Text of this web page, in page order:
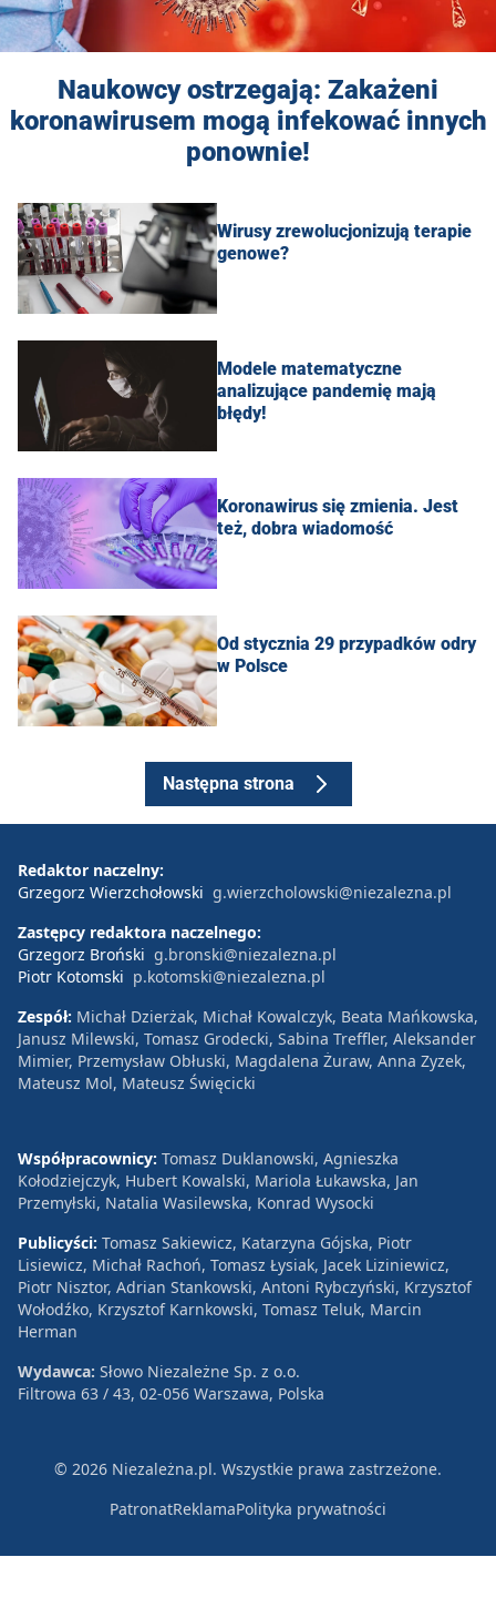
Naukowcy ostrzegają: Zakażeni
koronawirusem mogą infekować innych
ponownie!
Wirusy zrewolucjonizują terapie
genowe?
Modele matematyczne
analizujące pandemię mają
błędy!
Koronawirus się zmienia. Jest
też, dobra wiadomość
Od stycznia 29 przypadków odry
w Polsce
Następna strona
Redaktor naczelny:
Grzegorz Wierzchołowski g.wierzcholowski@niezalezna.pl
Zastępcy redaktora naczelnego:
Grzegorz Broński g.bronski@niezalezna.pl
Piotr Kotomski p.kotomski@niezalezna.pl
Zespół: Michał Dzierżak, Michał Kowalczyk, Beata Mańkowska,
Janusz Milewski, Tomasz Grodecki, Sabina Treffler, Aleksander
Mimier, Przemysław Obłuski, Magdalena Żuraw, Anna Zyzek,
Mateusz Mol, Mateusz Święcicki
Współpracownicy: Tomasz Duklanowski, Agnieszka
Kołodziejczyk, Hubert Kowalski, Mariola Łukawska, Jan
Przemyłski, Natalia Wasilewska, Konrad Wysocki
Publicyści: Tomasz Sakiewicz, Katarzyna Gójska, Piotr
Lisiewicz, Michał Rachoń, Tomasz Łysiak, Jacek Liziniewicz,
Piotr Nisztor, Adrian Stankowski, Antoni Rybczyński, Krzysztof
Wołodźko, Krzysztof Karnkowski, Tomasz Teluk, Marcin
Herman
Wydawca: Słowo Niezależne Sp. z o.o.
Filtrowa 63 / 43, 02-056 Warszawa, Polska
© 2026 Niezależna.pl. Wszystkie prawa zastrzeżone.
PatronatReklamaPolityka prywatności